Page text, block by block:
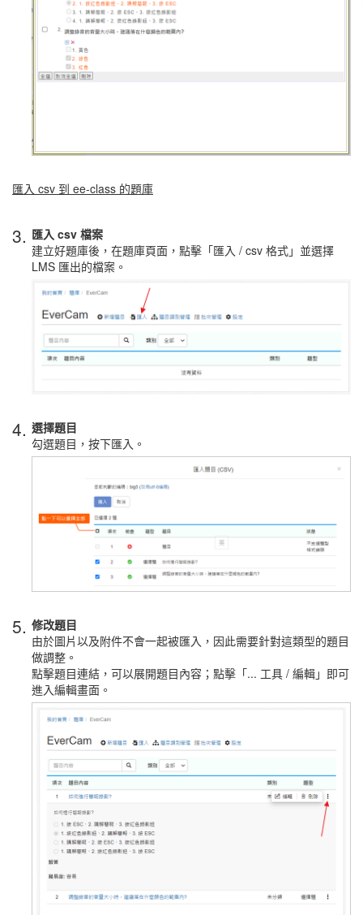
匯入 csv 到 ee-class 的題庫
3. 匯入 csv 檔案
建立好題庫後，在題庫頁面，點擊「匯入 / csv 格式」並選擇
LMS 匯出的檔案。
4. 選擇題目
勾選題目，按下匯入。
5. 修改題目
由於圖片以及附件不會一起被匯入，因此需要針對這類型的題目
做調整。
點擊題目連結，可以展開題目內容；點擊「... 工具 / 編輯」即可
進入編輯畫面。